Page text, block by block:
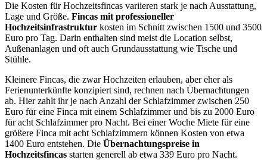
Die Kosten für Hochzeitsfincas variieren stark je nach Ausstattung,
Lage und Größe. Fincas mit professioneller
Hochzeitsinfrastruktur kosten im Schnitt zwischen 1500 und 3500
Euro pro Tag. Darin enthalten sind meist die Location selbst,
Außenanlagen und oft auch Grundausstattung wie Tische und
Stühle.
Kleinere Fincas, die zwar Hochzeiten erlauben, aber eher als
Ferienunterkünfte konzipiert sind, rechnen nach Übernachtungen
ab. Hier zahlt ihr je nach Anzahl der Schlafzimmer zwischen 250
Euro für eine Finca mit einem Schlafzimmer und bis zu 2000 Euro
für acht Schlafzimmer pro Nacht. Bei einer Woche Miete für eine
größere Finca mit acht Schlafzimmern können Kosten von etwa
1400 Euro entstehen. Die Übernachtungspreise in
Hochzeitsfincas starten generell ab etwa 339 Euro pro Nacht.